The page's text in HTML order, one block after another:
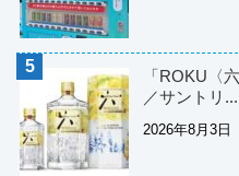
「ROKU〈
／サントリ...
2026年8月3日